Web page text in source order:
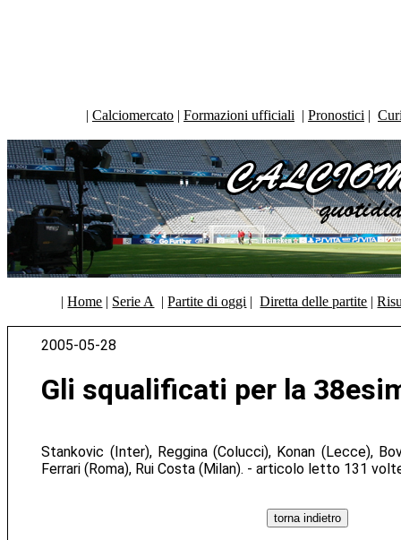
| Calciomercato | Formazioni ufficiali | Pronostici |
|Home | Serie A |Partite di oggi |Diretta delle partite |
2005-05-28
Gli squalificati per la
Stankovic (Inter), Reggina (Colucci), Konan (Lecce),
Ferrari (Roma), Rui Costa (Milan). - articolo letto 131